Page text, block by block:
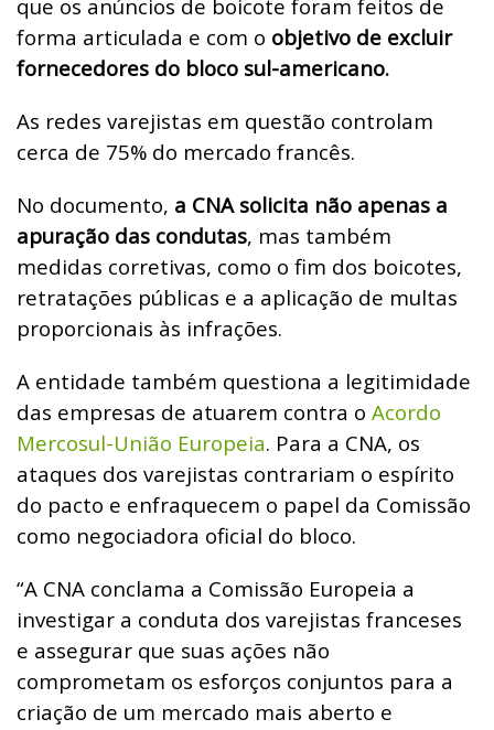
que os anúncios de boicote foram feitos de
forma articulada e com o objetivo de excluir
fornecedores do bloco sul-americano.
As redes varejistas em questão controlam
cerca de 75% do mercado francês.
No documento, a CNA solicita não apenas a
apuração das condutas, mas também
medidas corretivas, como o fim dos boicotes,
retratações públicas e a aplicação de multas
proporcionais às infrações.
A entidade também questiona a legitimidade
das empresas de atuarem contra o Acordo
Mercosul-União Europeia. Para a CNA, os
ataques dos varejistas contrariam o espírito
do pacto e enfraquecem o papel da Comissão
como negociadora oficial do bloco.
“A CNA conclama a Comissão Europeia a
investigar a conduta dos varejistas franceses
e assegurar que suas ações não
comprometam os esforços conjuntos para a
criação de um mercado mais aberto e